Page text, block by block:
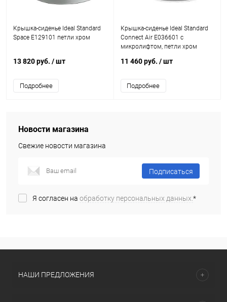
Крышка-сиденье Ideal Standard
Space E129101 петли хром
13 820 руб. / шт
Подробнее
Крышка-сиденье Ideal Standard
Connect Air E036601 с
микролифтом, петли хром
11 460 руб. / шт
Подробнее
Новости магазина
Свежие новости магазина
Подписаться
Я согласен на обработку персональных данных.*
НАШИ ПРЕДЛОЖЕНИЯ